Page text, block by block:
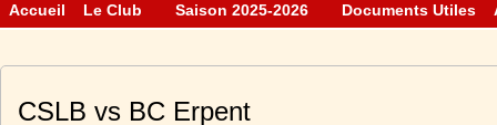
Accueil Le Club Saison 2025-2026 Documents Utiles
CSLB vs BC Erpent